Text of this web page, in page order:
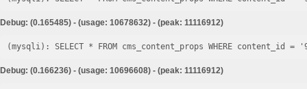
Debug: (0.165485) - (usage: 10678632) - (peak: 11116912)
Debug: (0.166236) - (usage: 10696608) - (peak: 11116912)